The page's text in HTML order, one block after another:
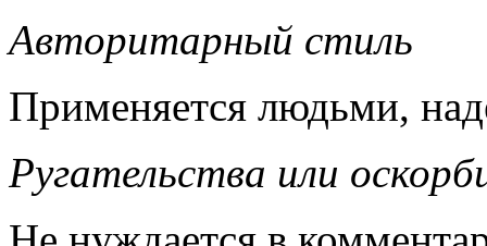
Авторитарный стиль
Применяется людьми,
Ругательства или